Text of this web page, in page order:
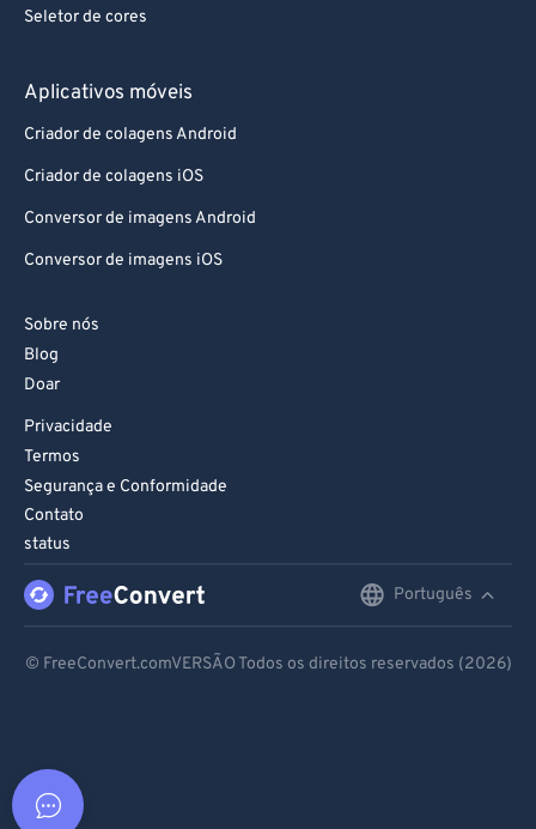
Seletor de cores
Aplicativos móveis
Criador de colagens Android
Criador de colagens iOS
Conversor de imagens Android
Conversor de imagens iOS
Sobre nós
Blog
Doar
Privacidade
Termos
Segurança e Conformidade
Contato
status
Português
© FreeConvert.comVERSÃO Todos os direitos reservados (2026)